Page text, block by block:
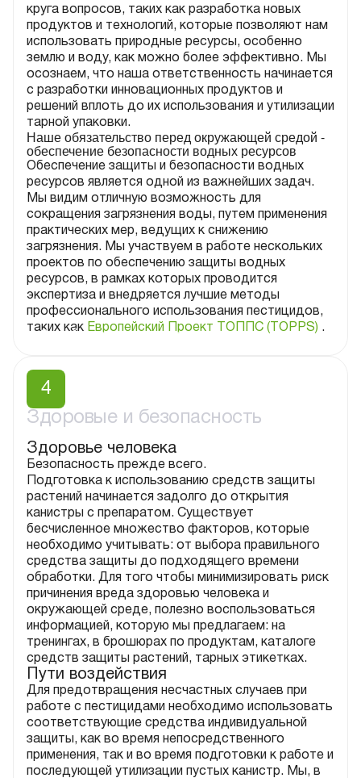
круга вопросов, таких как разработка новых
продуктов и технологий, которые позволяют нам
использовать природные ресурсы, особенно
землю и воду, как можно более эффективно. Мы
осознаем, что наша ответственность начинается
с разработки инновационных продуктов и
решений вплоть до их использования и утилизации
тарной упаковки.
Наше обязательство перед окружающей средой -
обеспечение безопасности водных ресурсов
Обеспечение защиты и безопасности водных
ресурсов является одной из важнейших задач.
Мы видим отличную возможность для
сокращения загрязнения воды, путем применения
практических мер, ведущих к снижению
загрязнения. Мы участвуем в работе нескольких
проектов по обеспечению защиты водных
ресурсов, в рамках которых проводится
экспертиза и внедряется лучшие методы
профессионального использования пестицидов,
таких как Европейский Проект ТОППС (TOPPS) .
Онлайн-курс по рациональному
4
Здоровые и безопасность
Здоровье человека
Безопасность прежде всего.
Подготовка к использованию средств защиты
растений начинается задолго до открытия
канистры с препаратом. Существует
бесчисленное множество факторов, которые
необходимо учитывать: от выбора правильного
средства защиты до подходящего времени
обработки. Для того чтобы минимизировать риск
причинения вреда здоровью человека и
окружающей среде, полезно воспользоваться
информацией, которую мы предлагаем: на
тренингах, в брошюрах по продуктам, каталоге
средств защиты растений, тарных этикетках.
Пути воздействия
Для предотвращения несчастных случаев при
работе с пестицидами необходимо использовать
соответствующие средства индивидуальной
защиты, как во время непосредственного
применения, так и во время подготовки к работе и
последующей утилизации пустых канистр. Мы, в